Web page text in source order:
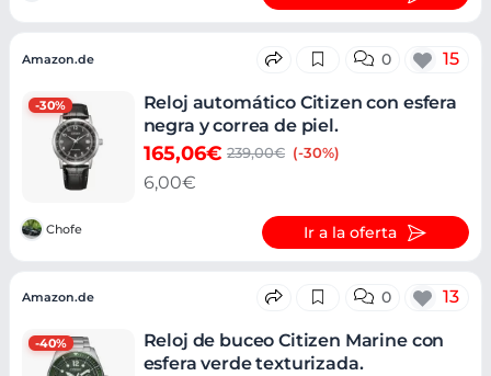
-30%
Amazon.de 0 15
Reloj automático Citizen con esfera
negra y correa de piel.
165,06€ 239,00€ (-30%)
6,00€
Chofe Ir a la oferta
-40%
Amazon.de 0 13
Reloj de buceo Citizen Marine con
esfera verde texturizada.